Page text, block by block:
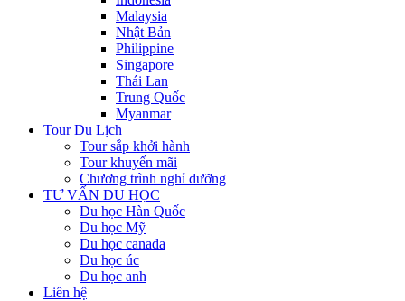
Malaysia
Nhật Bản
Philippine
Singapore
Thái Lan
Trung Quốc
Myanmar
Tour Du Lịch
Tour sắp khởi hành
Tour khuyến mãi
Chương trình nghỉ dưỡng
TƯ VẤN DU HỌC
Du học Hàn Quốc
Du học Mỹ
Du học canada
Du học úc
Du học anh
Liên hệ